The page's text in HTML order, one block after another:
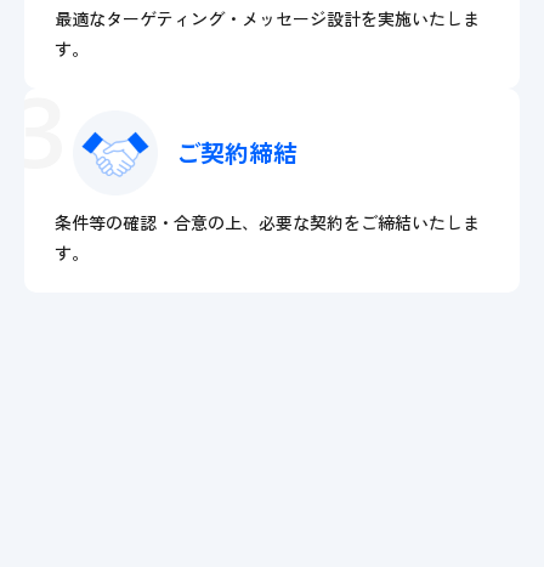
最適なターゲティング・メッセージ設計を実施いたしま
す。
ご契約締結
条件等の確認・合意の上、必要な契約をご締結いたしま
す。